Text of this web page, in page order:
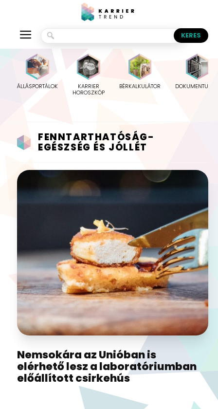
ÁLLÁSPORTÁLOK
KARRIER
HOROSZKÓP
BÉRKALKULÁTOR
FENNTARTHATÓSÁG-
EGÉSZSÉG ÉS JÓLLÉT
Nemsokára az Unióban is
elérhető lesz a laboratóriumban
előállított csirkehús